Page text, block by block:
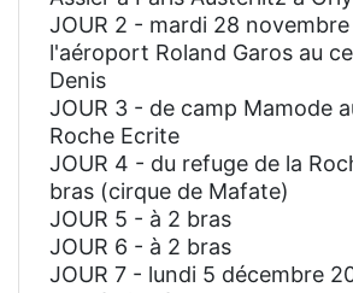
JOUR 2 - mardi 28
l'aéroport Roland Garos au
Denis
JOUR 3 - de camp Mamode
Roche Ecrite
JOUR 4 - du refuge de la
bras (cirque de Mafate)
JOUR 5 - à 2 bras
JOUR 6 - à 2 bras
JOUR 7 - lundi 5 décembre